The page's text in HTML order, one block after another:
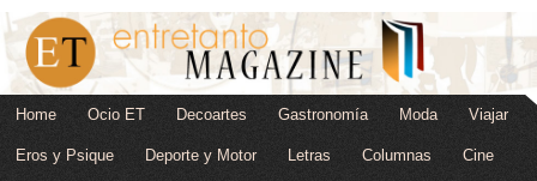
Home Ocio ET Decoartes Gastronomía Moda Viajar
Eros y Psique Deporte y Motor Letras Columnas Cine